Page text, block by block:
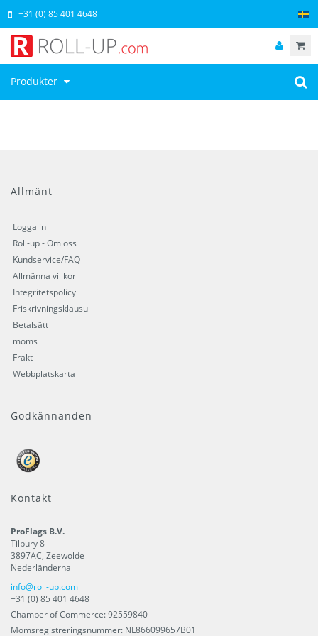
Produkter
+31 (0) 85 401 4648
Allmänt
Logga in
Roll-up - Om oss
Kundservice/FAQ
Allmänna villkor
Integritetspolicy
Friskrivningsklausul
Betalsätt
moms
Frakt
Webbplatskarta
Godkännanden
Kontakt
ProFlags B.V.
Tilbury 8
3897AC, Zeewolde
Nederländerna
info@roll-up.com
+31 (0) 85 401 4648
Chamber of Commerce: 92559840
Momsregistreringsnummer: NL866099657B01